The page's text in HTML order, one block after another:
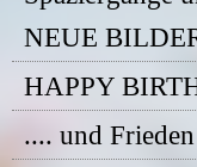
NEUE
HAPPY
.... und